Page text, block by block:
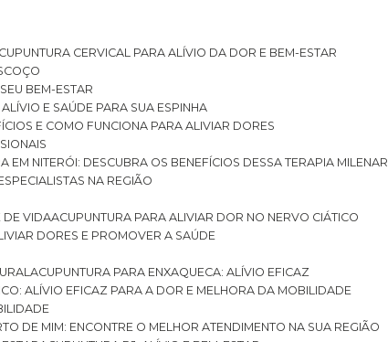
ACUPUNTURA CERVICAL PARA ALÍVIO DA DOR E BEM-ESTAR
BEM-ESTAR
ALÍVIO E SAÚDE PARA SUA ESPINHA
E COMO FUNCIONA PARA ALIVIAR DORES
EM NITERÓI: DESCUBRA OS BENEFÍCIOS DESSA TERAPIA MILENAR
NA REGIÃO
DE VIDA
ACUPUNTURA PARA ALIVIAR DOR NO NERVO CIÁTICO
DORES E PROMOVER A SAÚDE
ACUPUNTURA PARA ENXAQUECA: ALÍVIO EFICAZ
ALÍVIO EFICAZ PARA A DOR E MELHORA DA MOBILIDADE
DE MIM: ENCONTRE O MELHOR ATENDIMENTO NA SUA REGIÃO